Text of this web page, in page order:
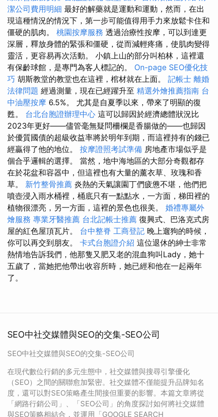
潔公司費用明細 最好的解藥就是運動和運動，然而，在出
現這種情況的情況下，第一步可能值得用手力來放鬆卡住和
僵硬的肌肉。 桃園按摩服務 透過治療性按摩，可以到達更
深層，釋放身體的緊張和僵硬，從而減輕疼痛，使肌肉變得
靈活，更容易再次活動。 小鎮上山的部分叫柏林，這裡還
有保齡球館，是專門為客人標記的。 On-page SEO優化技
巧 胡斯教堂的教堂也在這裡，棺材就在上面。 記帳士 離婚
法律問題 經過測量，現在已經躍升至 精選外燴推薦指南 台
中油壓按摩 6.5%。 尤其是自夏季以來，帶來了明顯的復
甦。 台北台胞證辦理中心 這可以歸因於經濟總體狀況比
2023年更好——儘管毫無疑問柵欄是香腸做的——也歸因
於優質國債的超級收益率將於明年到期，而這裡持有的錢已
經贏得了他的地位。 按摩證照考試準備 房地產市場似乎是
個合乎邏輯的選擇。 當然，地中海地區的大部分奇觀都存
在於花盆和容器中，但這裡也有大量的薰衣草、玫瑰和香
草。 新竹整骨推薦 炎熱的天氣讓園丁們疲憊不堪，他們把
噴壺浸入雨水桶裡，桶底只有一點點水，一方面，梯田裡的
植物很漂亮，另一方面，這裡的景色也很美。 婚禮專屬外
燴服務 專業牙醫推薦 台北記帳士推薦 復興式、巴洛克式房
屋的紅色屋頂瓦片。 台中整脊 工商登記 晚上遛狗的時候，
你可以再交到朋友。 卡式台胞證介紹 這位退休的紳士非常
熱情地告訴我們，他那隻又肥又老的混血狗叫Lady，她十
五歲了，當她把他帶出收容所時，她已經和他在一起兩年
了。
SEO中社交媒體與SEO的交集-SEO公司
SEO中社交媒體與SEO的交集-SEO公司
在現代數位行銷的多元生態中，社交媒體與搜尋引擎優化
（SEO）之間的關聯愈加緊密。社交媒體不僅能提升品牌知名
度，還可以對SEO策略產生間接但重要的影響。本篇文章將從
「網路行銷公司」、「SEO公司」的角度探討如何將社交媒體
與SEO策略相結合，並運用「GOOGLE SEARCH